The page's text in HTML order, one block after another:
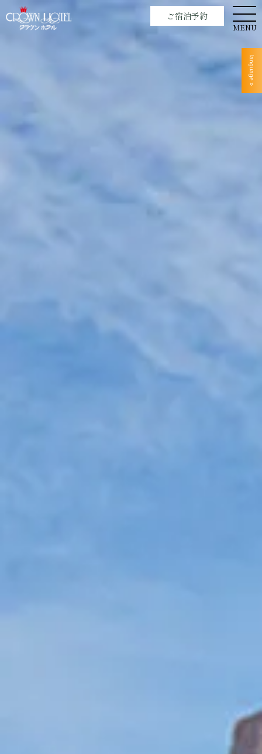
MENU
ご宿泊予約
language »